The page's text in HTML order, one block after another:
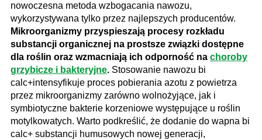
nowoczesna metoda wzbogacania nawozu,
wykorzystywana tylko przez najlepszych producentów.
Mikroorganizmy przyspieszają procesy rozkładu
substancji organicznej na prostsze związki dostępne
dla roślin oraz wzmacniają ich odporność na choroby
grzybicze i bakteryjne. Stosowanie nawozu bi
calc+intensyfikuje proces pobierania azotu z powietrza
przez mikroorganizmy zarówno wolnożyjące, jak i
symbiotyczne bakterie korzeniowe występujące u roślin
motylkowatych. Warto podkreślić, że dodanie do wapna bi
calc+ substancji humusowych nowej generacji,